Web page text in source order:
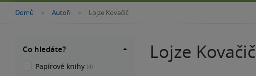
Nacházíte
Domů »Autoři »
Lojze Kovačič
Lojze Kovačič
Co hledáte?
Papírové knihy (4)